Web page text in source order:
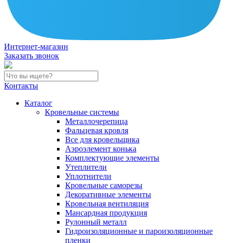
Интернет-магазин
Заказать звонок
Контакты
Каталог
Кровельные системы
Металлочерепица
Фальцевая кровля
Все для кровельщика
Аэроэлемент конька
Комплектующие элементы
Утеплители
Уплотнители
Кровельные саморезы
Декоративные элементы
Кровельная вентиляция
Мансардная продукция
Рулонный металл
Гидроизоляционные и пароизоляционные
пленки